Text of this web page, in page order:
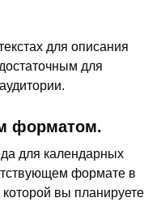
для описания
для
форматом.
для календарных
формате в
вы планируете